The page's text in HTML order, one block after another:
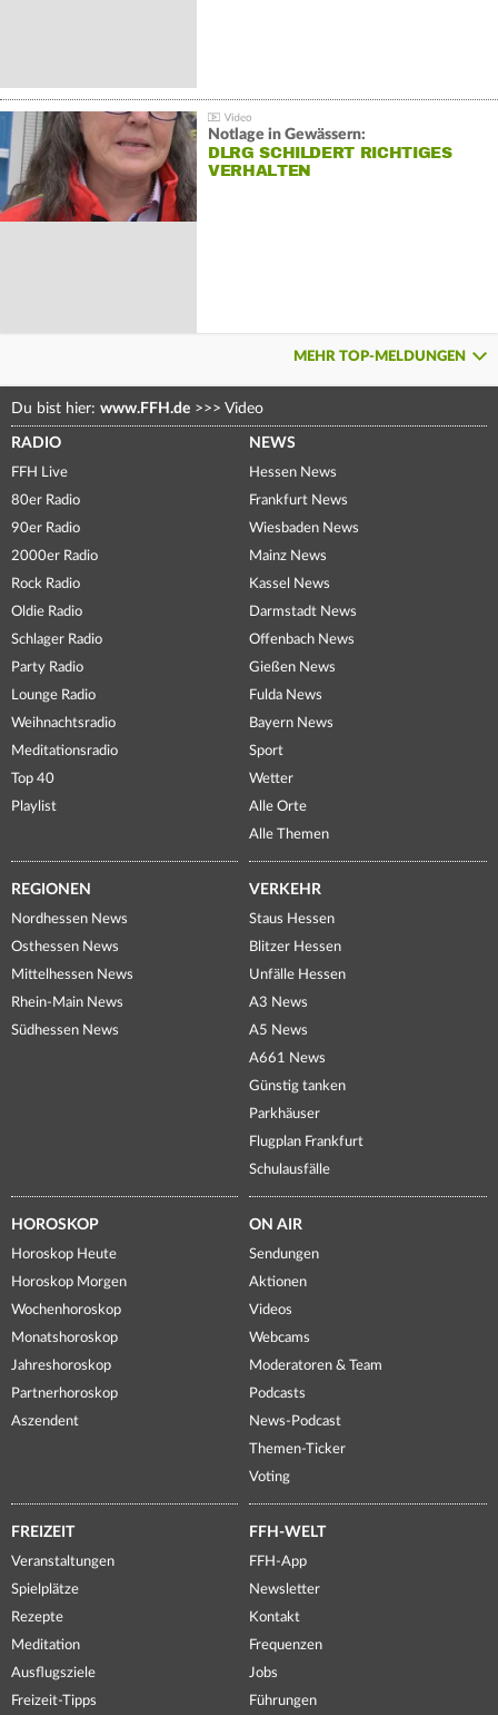
Notlage in Gewässern:
DLRG SCHILDERT RICHTIGES
VERHALTEN
MEHR TOP-MELDUNGEN
Du bist hier: www.FFH.de >>> Video
RADIO
FFH Live
80er Radio
90er Radio
2000er Radio
Rock Radio
Oldie Radio
Schlager Radio
Party Radio
Lounge Radio
Weihnachtsradio
Meditationsradio
Top 40
Playlist
NEWS
Hessen News
Frankfurt News
Wiesbaden News
Mainz News
Kassel News
Darmstadt News
Offenbach News
Gießen News
Fulda News
Bayern News
Sport
Wetter
Alle Orte
Alle Themen
REGIONEN
Nordhessen News
Osthessen News
Mittelhessen News
Rhein-Main News
Südhessen News
VERKEHR
Staus Hessen
Blitzer Hessen
Unfälle Hessen
A3 News
A5 News
A661 News
Günstig tanken
Parkhäuser
Flugplan Frankfurt
Schulausfälle
HOROSKOP
Horoskop Heute
Horoskop Morgen
Wochenhoroskop
Monatshoroskop
Jahreshoroskop
Partnerhoroskop
Aszendent
ON AIR
Sendungen
Aktionen
Videos
Webcams
Moderatoren & Team
Podcasts
News-Podcast
Themen-Ticker
Voting
FREIZEIT
Veranstaltungen
Spielplätze
Rezepte
Meditation
Ausflugsziele
Freizeit-Tipps
FFH-WELT
FFH-App
Newsletter
Kontakt
Frequenzen
Jobs
Führungen